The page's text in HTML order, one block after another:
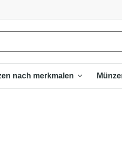
nach merkmalen